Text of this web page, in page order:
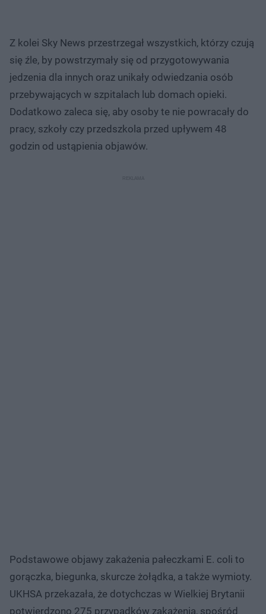
Z kolei Sky News przestrzegał wszystkich, którzy czują
się źle, by powstrzymały się od przygotowywania
jedzenia dla innych oraz unikały odwiedzania osób
przebywających w szpitalach lub domach opieki.
Dodatkowo zaleca się, aby osoby te nie powracały do
pracy, szkoły czy przedszkola przed upływem 48
godzin od ustąpienia objawów.
Podstawowe objawy zakażenia pałeczkami E. coli to
gorączka, biegunka, skurcze żołądka, a także wymioty.
UKHSA przekazała, że dotychczas w Wielkiej Brytanii
potwierdzono 275 przypadków zakażenia, spośród